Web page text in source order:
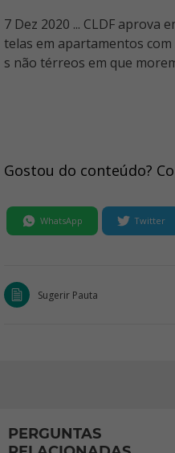
7 Dez 2020 ... CLDF aprova
telas em apartamentos
s não térreos em que
Gostou do conteúdo?
WhatsApp Twitter
Sugerir Pauta
PERGUNTAS